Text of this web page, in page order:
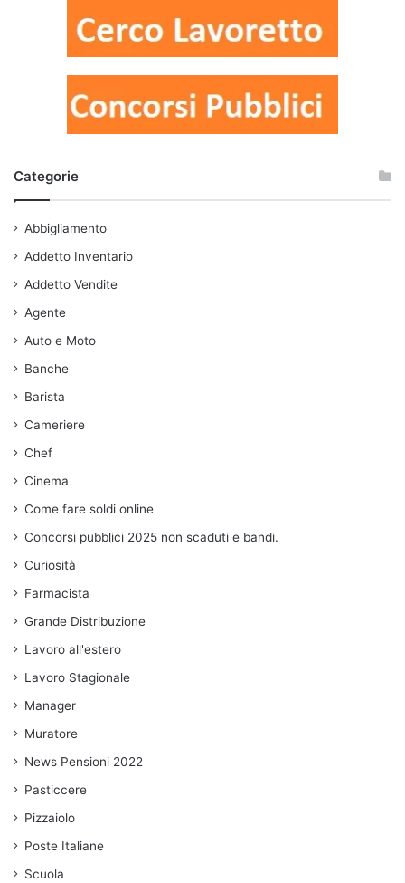
Categorie
Abbigliamento
Addetto Inventario
Addetto Vendite
Agente
Auto e Moto
Banche
Barista
Cameriere
Chef
Cinema
Come fare soldi online
Concorsi pubblici 2025 non scaduti e bandi.
Curiosità
Farmacista
Grande Distribuzione
Lavoro all'estero
Lavoro Stagionale
Manager
Muratore
News Pensioni 2022
Pasticcere
Pizzaiolo
Poste Italiane
Scuola